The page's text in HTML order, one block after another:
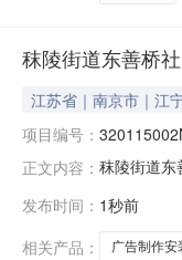
秣陵街道东善桥
江苏省｜南京市｜江
项目编号：
正文内容： 秣陵街道
作，充分
根
发布时间： 1秒前
相关产品：
广告制作安